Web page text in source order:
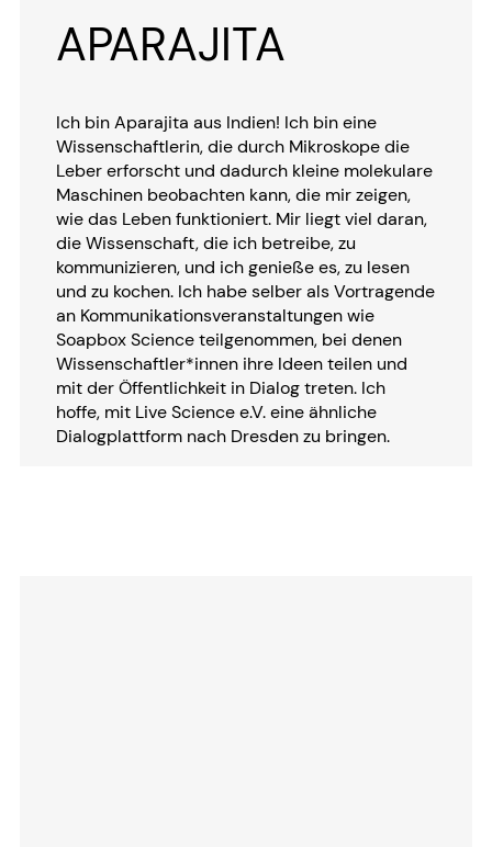
APARAJITA
Ich bin Aparajita aus Indien! Ich bin eine
Wissenschaftlerin, die durch Mikroskope die
Leber erforscht und dadurch kleine molekulare
Maschinen beobachten kann, die mir zeigen,
wie das Leben funktioniert. Mir liegt viel daran,
die Wissenschaft, die ich betreibe, zu
kommunizieren, und ich genieße es, zu lesen
und zu kochen. Ich habe selber als Vortragende
an Kommunikationsveranstaltungen wie
Soapbox Science teilgenommen, bei denen
Wissenschaftler*innen ihre Ideen teilen und
mit der Öffentlichkeit in Dialog treten. Ich
hoffe, mit Live Science e.V. eine ähnliche
Dialogplattform nach Dresden zu bringen.